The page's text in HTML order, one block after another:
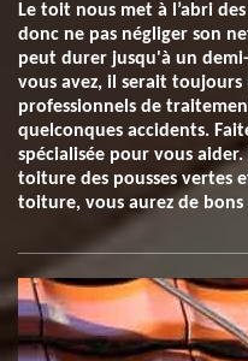
Le toit nous met à l’abri
donc ne pas négliger son
peut durer jusqu'à un
vous avez, il serait
professionnels de
quelconques accidents.
spécialisée pour vous
toiture des pousses vertes
toiture, vous aurez de